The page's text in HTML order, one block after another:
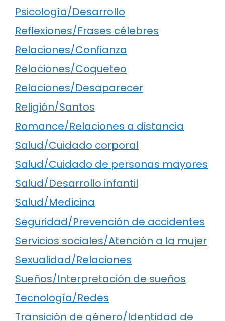
Psicología/Desarrollo
Reflexiones/Frases célebres
Relaciones/Confianza
Relaciones/Coqueteo
Relaciones/Desaparecer
Religión/Santos
Romance/Relaciones a distancia
Salud/Cuidado corporal
Salud/Cuidado de personas mayores
Salud/Desarrollo infantil
Salud/Medicina
Seguridad/Prevención de accidentes
Servicios sociales/Atención a la mujer
Sexualidad/Relaciones
Sueños/Interpretación de sueños
Tecnología/Redes
Transición de género/Identidad de